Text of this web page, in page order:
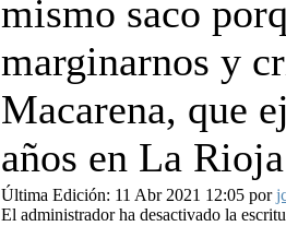
mismo saco
marginarnos y
Macarena, que
años en La
Última Edición: 11 Abr 2021 12:05 por
El administrador ha desactivado la